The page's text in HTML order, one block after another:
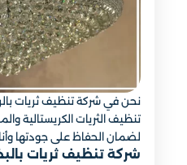
نحن في شركة تنظيف ثريات
تنظيف الثريات الكريستالية
لضمان الحفاظ على جودتها
شركة تنظيف ثريات